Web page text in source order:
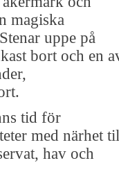
magiska
uppe på
bort och en
tid för
med närhet
hav och